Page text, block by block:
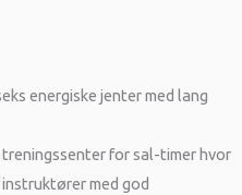
energiske jenter med lang
for sal-timer hvor
med god